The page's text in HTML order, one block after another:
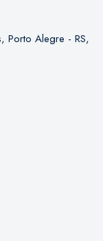
Porto Alegre - RS,